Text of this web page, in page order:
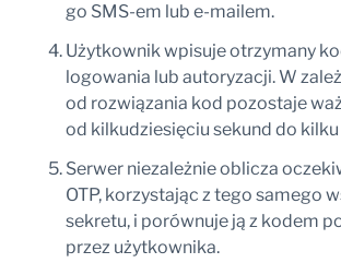
go SMS-em lub e-mailem.
Użytkownik wpisuje otrzymany
logowania lub autoryzacji. W
od rozwiązania kod pozostaje
od kilkudziesięciu sekund do
Serwer niezależnie oblicza
OTP, korzystając z tego samego
sekretu, i porównuje ją z kodem
przez użytkownika.